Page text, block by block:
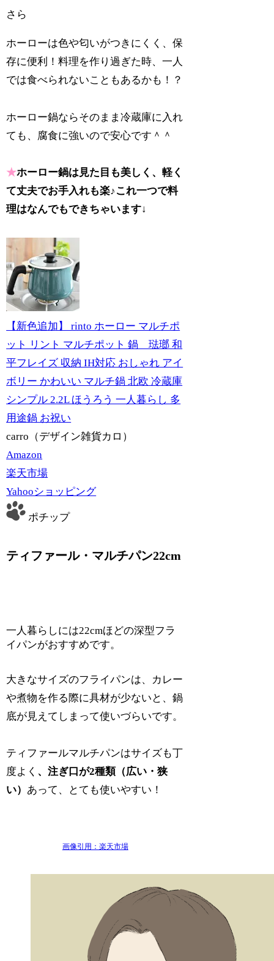
さら
ホーローは色や匂いがつきにくく、保
存に便利！料理を作り過ぎた時、一人
では食べられないこともあるかも！？
ホーロー鍋ならそのまま冷蔵庫に入れ
ても、腐食に強いので安心です＾＾
★ホーロー鍋は見た目も美しく、軽く
て丈夫でお手入れも楽♪これ一つで料
理はなんでもできちゃいます↓
【新色追加】 rinto ホーロー マルチポ
ット リント マルチポット 鍋 琺瑯 和
平フレイズ 収納 IH対応 おしゃれ アイ
ボリー かわいい マルチ鍋 北欧 冷蔵庫
シンプル 2.2L ほうろう 一人暮らし 多
用途鍋 お祝い
carro（デザイン雑貨カロ）
Amazon
楽天市場
Yahooショッピング
ポチップ
ティファール・マルチパン22cm
一人暮らしには22cmほどの深型フラ
イパンがおすすめです。
大きなサイズのフライパンは、カレー
や煮物を作る際に具材が少ないと、鍋
底が見えてしまって使いづらいです。
ティファールマルチパンはサイズも丁
度よく 、注ぎ口が2種類（広い・狭
い） あって、とても使いやすい！
画像引用：楽天市場